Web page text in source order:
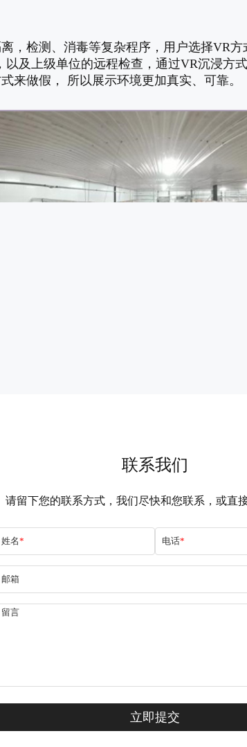
，检测、消毒等复杂程序，用户选择VR
及上级单位的远程检查，通过VR沉浸方
来做假， 所以展示环境更加真实、可靠。